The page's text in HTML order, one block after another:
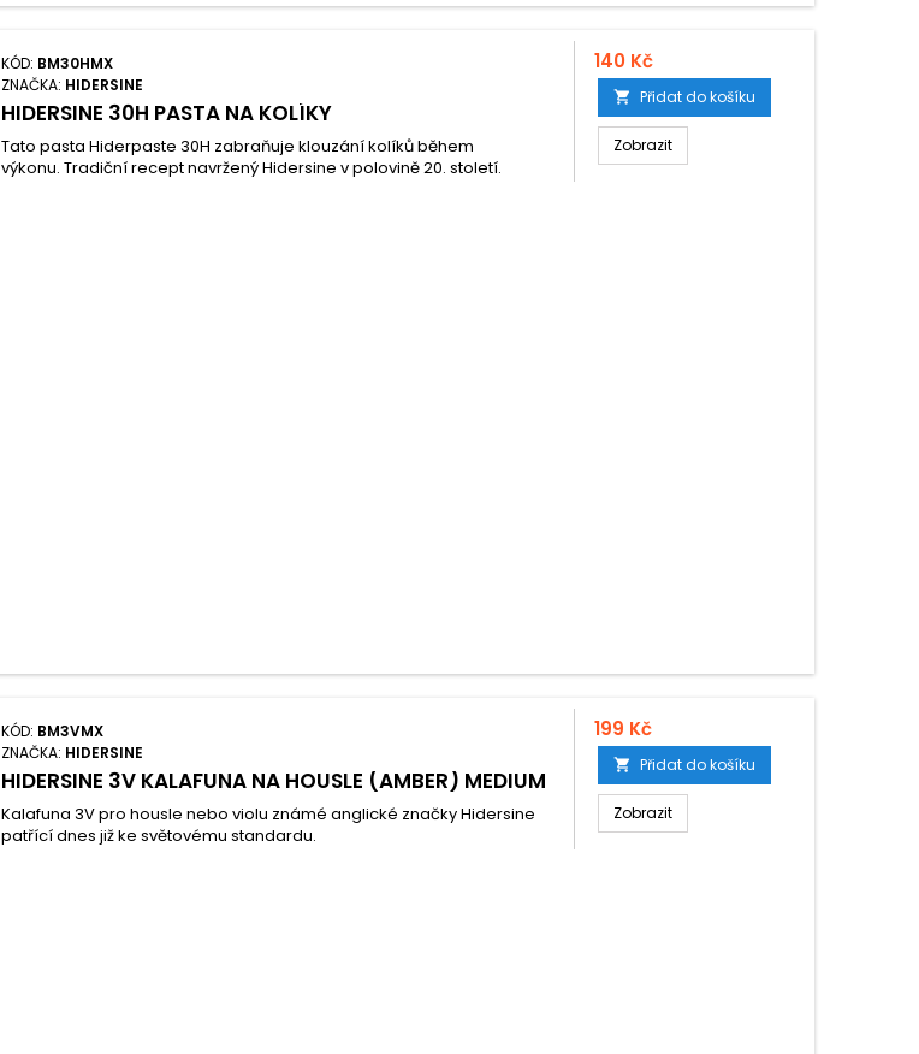
KÓD: BM30HMX
ZNAČKA: HIDERSINE
HIDERSINE 30H PASTA NA KOLÍKY
Tato pasta Hiderpaste 30H zabraňuje klouzání kolíků během
výkonu. Tradiční recept navržený Hidersine v polovině 20. století.
140 Kč
 Přidat do košíku
Zobrazit
KÓD: BM3VMX
ZNAČKA: HIDERSINE
HIDERSINE 3V KALAFUNA NA HOUSLE (AMBER) MEDIUM
Kalafuna 3V pro housle nebo violu známé anglické značky Hidersine
patřící dnes již ke světovému standardu.
199 Kč
 Přidat do košíku
Zobrazit